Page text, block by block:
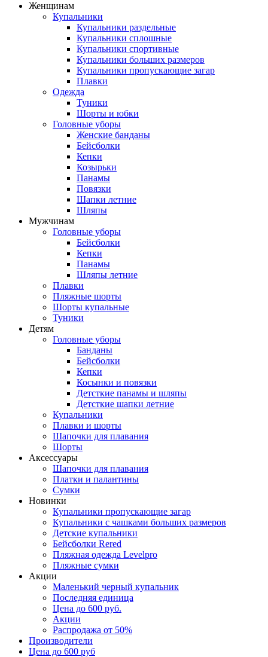
Женщинам
Купальники
Купальники раздельные
Купальники сплошные
Купальники спортивные
Купальники больших размеров
Купальники пропускающие загар
Плавки
Одежда
Туники
Шорты и юбки
Головные уборы
Женские банданы
Бейсболки
Кепки
Козырьки
Панамы
Повязки
Шапки летние
Шляпы
Мужчинам
Головные уборы
Бейсболки
Кепки
Панамы
Шляпы летние
Плавки
Пляжные шорты
Шорты купальные
Туники
Детям
Головные уборы
Банданы
Бейсболки
Кепки
Косынки и повязки
Детсткие панамы и шляпы
Детсткие шапки летние
Купальники
Плавки и шорты
Шапочки для плавания
Шорты
Аксессуары
Шапочки для плавания
Платки и палантины
Сумки
Новинки
Купальники пропускающие загар
Купальники с чашками больших размеров
Детские купальники
Бейсболки Rered
Пляжная одежда Levelpro
Пляжные сумки
Акции
Маленький черный купальник
Последняя единица
Цена до 600 руб.
Акции
Распродажа от 50%
Производители
Цена до 600 руб